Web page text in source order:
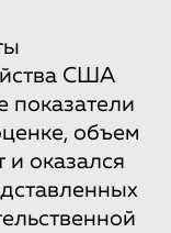
США
показатели
объем
и оказался